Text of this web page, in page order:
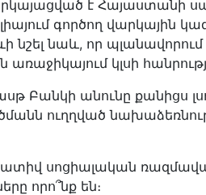
է Հայաստանի
գործող վարկային
նշել նաև, որ
առաջիկայում կլսի
Բանկի անունը քանիցս
ուղղված
սոցիալական
որո՞նք են։